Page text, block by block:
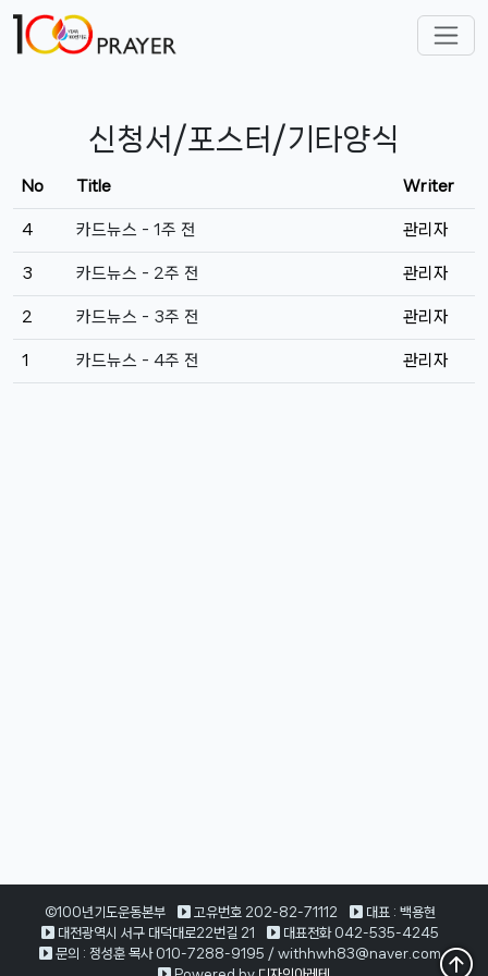
신청서/포스터/기타양식
No Title Writer
4 카드뉴스 - 1주 전 관리자
3 카드뉴스 - 2주 전 관리자
2 카드뉴스 - 3주 전 관리자
1 카드뉴스 - 4주 전 관리자
©100년기도운동본부 고유번호 202-82-71112
대표 : 백용현
대전광역시 서구 대덕대로22번길 21
대표전화 042-535-4245
문의 : 정성훈 목사 010-7288-9195 / withhwh83@naver.com